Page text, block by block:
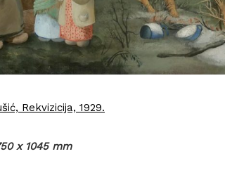
Rekvizicija, 1929.
x 1045 mm